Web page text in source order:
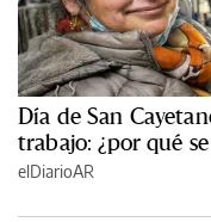
Día de San
trabajo: ¿por qué
elDiarioAR